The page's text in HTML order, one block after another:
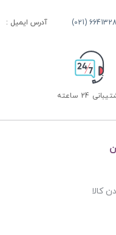
آدرس ایمیل :
24 ساعته
کالا